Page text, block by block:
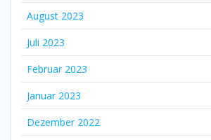
August 2023
Juli 2023
Februar 2023
Januar 2023
Dezember 2022